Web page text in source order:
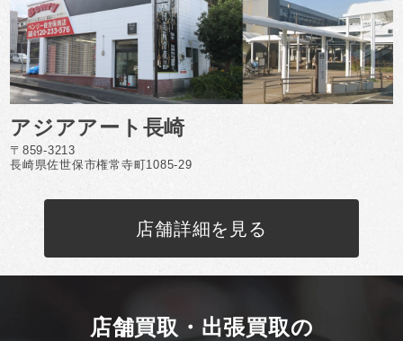
アジアアート長崎
〒859-3213
長崎県佐世保市権常寺町1085-29
店舗詳細を見る
店舗買取・出張買取の